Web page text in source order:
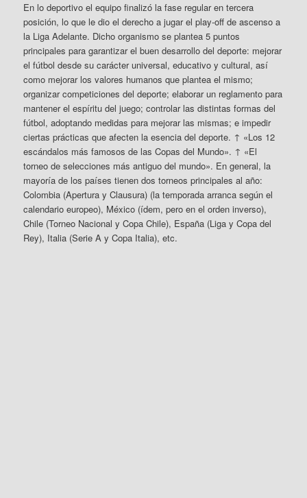
En lo deportivo el equipo finalizó la fase regular en tercera
posición, lo que le dio el derecho a jugar el play-off de ascenso a
la Liga Adelante. Dicho organismo se plantea 5 puntos
principales para garantizar el buen desarrollo del deporte: mejorar
el fútbol desde su carácter universal, educativo y cultural, así
como mejorar los valores humanos que plantea el mismo;
organizar competiciones del deporte; elaborar un reglamento para
mantener el espíritu del juego; controlar las distintas formas del
fútbol, adoptando medidas para mejorar las mismas; e impedir
ciertas prácticas que afecten la esencia del deporte. ↑ «Los 12
escándalos más famosos de las Copas del Mundo». ↑ «El
torneo de selecciones más antiguo del mundo». En general, la
mayoría de los países tienen dos torneos principales al año:
Colombia (Apertura y Clausura) (la temporada arranca según el
calendario europeo), México (ídem, pero en el orden inverso),
Chile (Torneo Nacional y Copa Chile), España (Liga y Copa del
Rey), Italia (Serie A y Copa Italia), etc.